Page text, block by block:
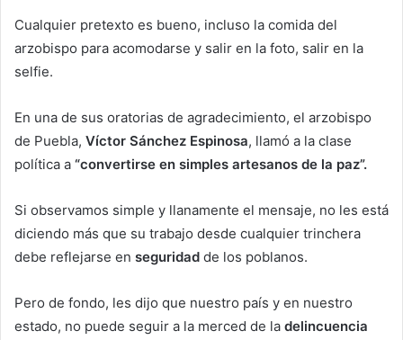
Cualquier pretexto es bueno, incluso la comida del
arzobispo para acomodarse y salir en la foto, salir en la
selfie.
En una de sus oratorias de agradecimiento, el arzobispo
de Puebla, Víctor Sánchez Espinosa, llamó a la clase
política a “convertirse en simples artesanos de la paz”.
Si observamos simple y llanamente el mensaje, no les está
diciendo más que su trabajo desde cualquier trinchera
debe reflejarse en seguridad de los poblanos.
Pero de fondo, les dijo que nuestro país y en nuestro
estado, no puede seguir a la merced de la delincuencia